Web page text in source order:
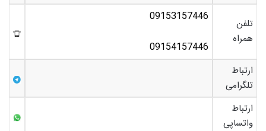
تلفن
همراه
09153157446
09154157446
ارتباط
تلگرامی
ارتباط
واتساپی